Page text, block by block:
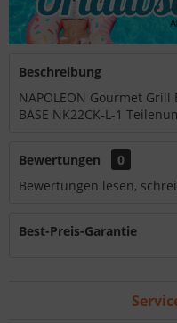
Beschreibung
NAPOLEON Gourmet
BASE NK22CK-L-1
Bewertungen
0
Bewertungen lesen,
Best-Preis-Garantie